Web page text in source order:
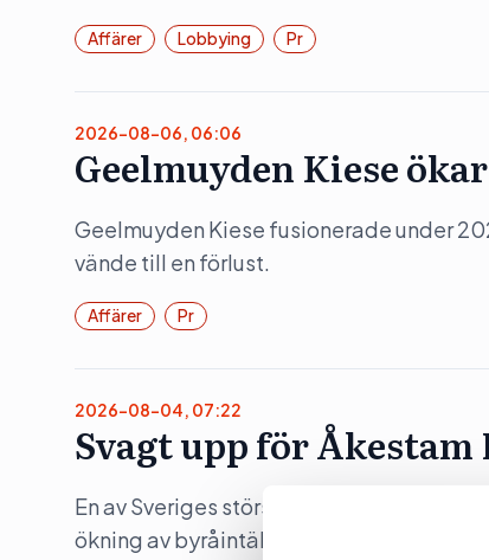
Affärer Lobbying Pr
2026-08-06, 06:06
Geelmuyden Kiese
Geelmuyden Kiese fusionerade under
vände till en förlust.
Affärer Pr
2026-08-04, 07:22
Svagt upp för
En av Sveriges största reklambyråer
ökning av byråintäkten under